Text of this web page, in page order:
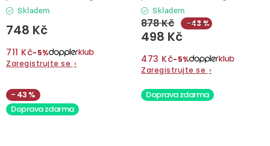
Skladem
748 Kč
711 Kč−5%
Zaregistrujte se ›
Skladem
498 Kč
878 Kč −43 %
473 Kč−5%
Zaregistrujte se ›
43 %
Doprava zdarma
Doprava zdarma